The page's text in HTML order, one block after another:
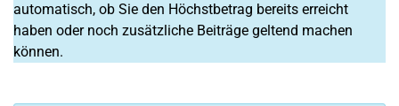
automatisch, ob Sie den Höchstbetrag bereits erreicht
haben oder noch zusätzliche Beiträge geltend machen
können.